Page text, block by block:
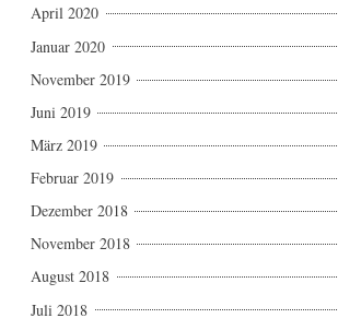
April 2020
Januar 2020
November 2019
Juni 2019
März 2019
Februar 2019
Dezember 2018
November 2018
August 2018
Juli 2018